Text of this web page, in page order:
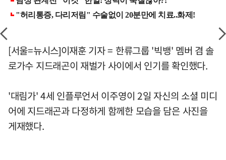
[서울=뉴시스]이재훈 기자 = 한류그룹 '빅뱅' 멤버 겸 솔
로가수 지드래곤이 재벌가 사이에서 인기를 확인했다.
'대림가' 4세 인플루언서 이주영이 2일 자신의 소셜 미디
어에 지드래곤과 다정하게 함께한 모습을 담은 사진을
게재했다.